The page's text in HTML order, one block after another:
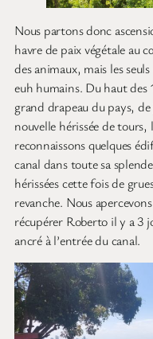
Nous partons donc
havre de paix végétale au
des animaux, mais les
euh humains. Du haut des
grand drapeau du pays,
nouvelle hérissée de
reconnaissons quelques
canal dans toute sa
hérissées cette fois de
revanche. Nous
récupérer Roberto il y a 3
ancré à l’entrée du canal.